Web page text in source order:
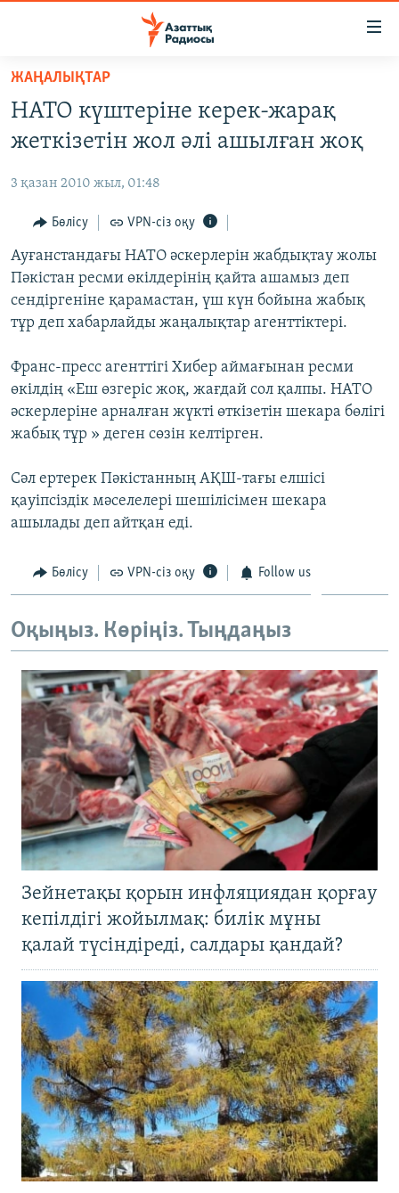
Skip
main
content
to
Navigation
Skip
to
Search
ҚАҢТАР ОҚИҒАСЫ
АДАМ ҚҰҚЫҚТАРЫ
ӘЛЕУМЕТ
ӘЛЕМ
АРНАЙЫ ЖОБАЛАР
Русский
ЖАЗЫЛЫҢЫЗ
Басқа тілдерде
ЖАҢАЛЫҚТАР
НАТО күштеріне керек-жарақ
жеткізетін жол әлі ашылған жоқ
3 қазан 2010 жыл, 01:48
Бөлісу VPN-сіз оқу
Ауғанстандағы НАТО әскерлерін жабдықтау жолы
Пәкістан ресми өкілдерінің қайта ашамыз деп
сендіргеніне қарамастан, үш күн бойына жабық
тұр деп хабарлайды жаңалықтар агенттіктері.
Франс-пресс агенттігі Хибер аймағынан ресми
өкілдің «Еш өзгеріс жоқ, жағдай сол қалпы. НАТО
әскерлеріне арналған жүкті өткізетін шекара бөлігі
жабық тұр » деген сөзін келтірген.
Сәл ертерек Пәкістанның АҚШ-тағы елшісі
қауіпсіздік мәселелері шешілісімен шекара
ашылады деп айтқан еді.
Бөлісу VPN-сіз оқу Follow us
Оқыңыз. Көріңіз. Тыңдаңыз
Зейнетақы қорын инфляциядан қорғау
кепілдігі жойылмақ: билік мұны
қалай түсіндіреді, салдары қандай?